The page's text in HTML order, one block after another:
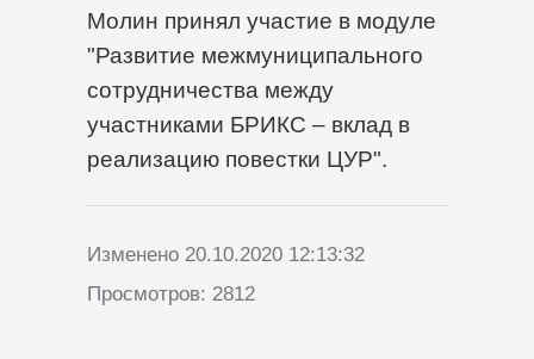
Молин принял участие в модуле
"Развитие межмуниципального
сотрудничества между
участниками БРИКС – вклад в
реализацию повестки ЦУР".
Изменено 20.10.2020 12:13:32
Просмотров: 2812